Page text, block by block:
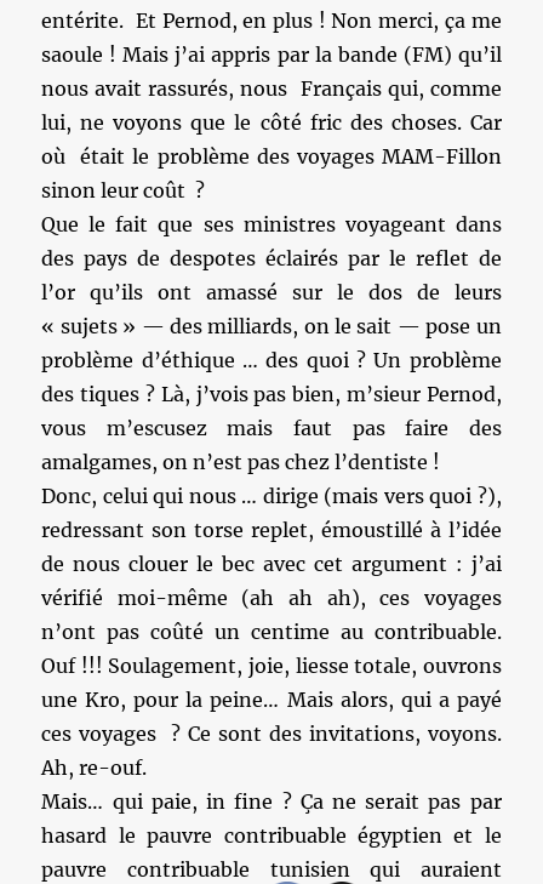
entérite. Et Pernod, en plus ! Non merci, ça me
saoule ! Mais j’ai appris par la bande (FM) qu’il
nous avait rassurés, nous Français qui, comme
lui, ne voyons que le côté fric des choses. Car
où était le problème des voyages MAM-Fillon
sinon leur coût ?
Que le fait que ses ministres voyageant dans
des pays de despotes éclairés par le reflet de
l’or qu’ils ont amassé sur le dos de leurs
« sujets » — des milliards, on le sait — pose un
problème d’éthique … des quoi ? Un problème
des tiques ? Là, j’vois pas bien, m’sieur Pernod,
vous m’escusez mais faut pas faire des
amalgames, on n’est pas chez l’dentiste !
Donc, celui qui nous … dirige (mais vers quoi ?),
redressant son torse replet, émoustillé à l’idée
de nous clouer le bec avec cet argument : j’ai
vérifié moi-même (ah ah ah), ces voyages
n’ont pas coûté un centime au contribuable.
Ouf !!! Soulagement, joie, liesse totale, ouvrons
une Kro, pour la peine… Mais alors, qui a payé
ces voyages ? Ce sont des invitations, voyons.
Ah, re-ouf.
Mais… qui paie, in fine ? Ça ne serait pas par
hasard le pauvre contribuable égyptien et le
pauvre contribuable tunisien qui auraient